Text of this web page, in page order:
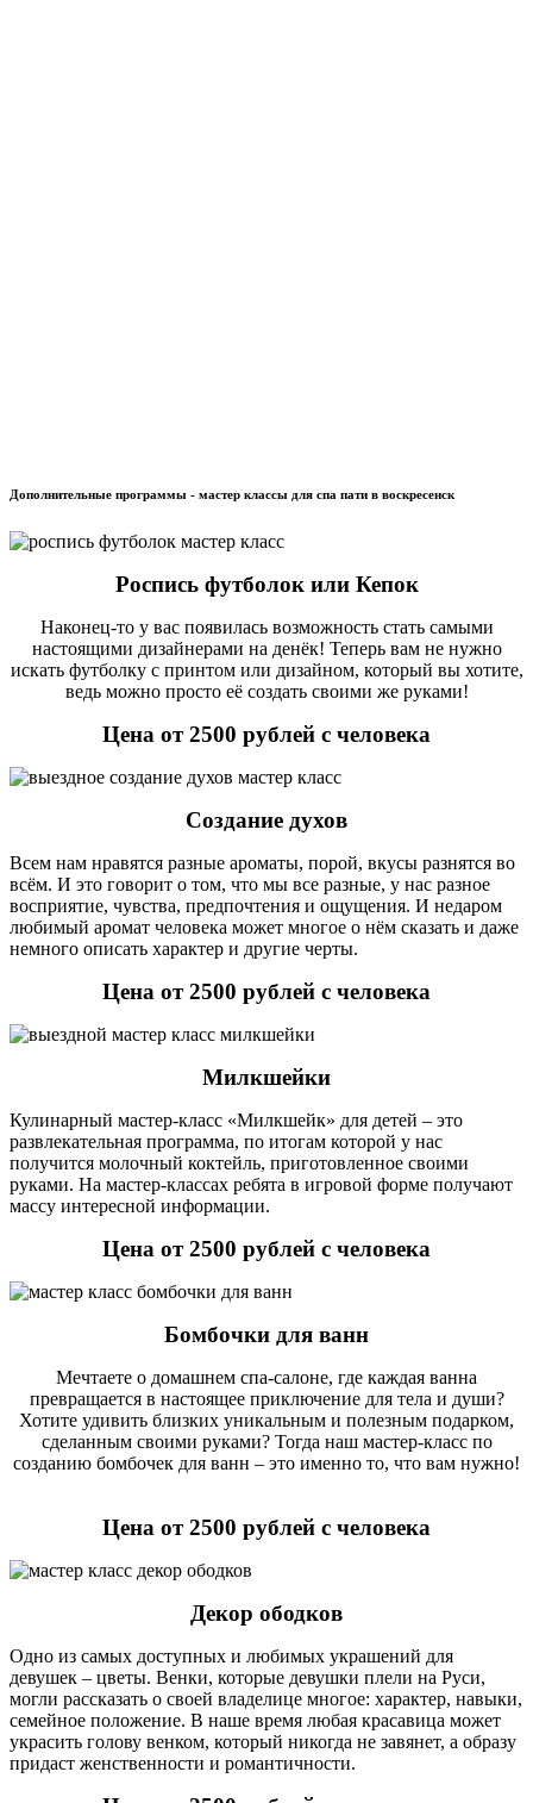
Дополнительные программы - мастер классы для спа пати в воскресенск
Роспись футболок или Кепок
Наконец-то у вас появилась возможность стать самыми
настоящими дизайнерами на денёк! Теперь вам не нужно
искать футболку с принтом или дизайном, который вы хотите,
ведь можно просто её создать своими же руками!
Цена от 2500 рублей с человека
Создание духов
Всем нам нравятся разные ароматы, порой, вкусы разнятся во
всём. И это говорит о том, что мы все разные, у нас разное
восприятие, чувства, предпочтения и ощущения. И недаром
любимый аромат человека может многое о нём сказать и даже
немного описать характер и другие черты.
Цена от 2500 рублей с человека
Милкшейки
Кулинарный мастер-класс «Милкшейк» для детей – это
развлекательная программа, по итогам которой у нас
получится молочный коктейль, приготовленное своими
руками. На мастер-классах ребята в игровой форме получают
массу интересной информации.
Цена от 2500 рублей с человека
Бомбочки для ванн
Мечтаете о домашнем спа-салоне, где каждая ванна
превращается в настоящее приключение для тела и души?
Хотите удивить близких уникальным и полезным подарком,
сделанным своими руками? Тогда наш мастер-класс по
созданию бомбочек для ванн – это именно то, что вам нужно!
Цена от 2500 рублей с человека
Декор ободков
Одно из самых доступных и любимых украшений для
девушек – цветы. Венки, которые девушки плели на Руси,
могли рассказать о своей владелице многое: характер, навыки,
семейное положение. В наше время любая красавица может
украсить голову венком, который никогда не завянет, а образу
придаст женственности и романтичности.